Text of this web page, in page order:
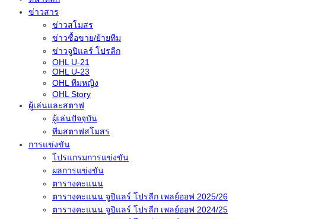
ข่าวสาร
ข่าวสโมสร
ข่าวซื้อขาย/ย้ายทีม
ข่าวจูปิแลร์ โปรลีก
OHL U-21
OHL U-23
OHL ทีมหญิง
OHL Story
ผู้เล่นและสตาฟ
ผู้เล่นปัจจุบัน
ทีมสตาฟสโมสร
การแข่งขัน
โปรแกรมการแข่งขัน
ผลการแข่งขัน
ตารางคะแนน
ตารางคะแนน จูปิแลร์ โปรลีก เพลย์ออฟ 2025/26
ตารางคะแนน จูปิแลร์ โปรลีก เพลย์ออฟ 2024/25